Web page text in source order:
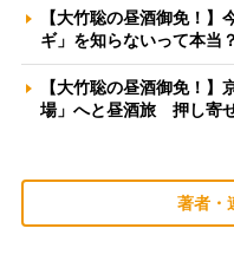
【大竹聡の昼酒御免！
ギ」を知らないって本
【大竹聡の昼酒御免！
場」へと昼酒旅 押し寄
著者・